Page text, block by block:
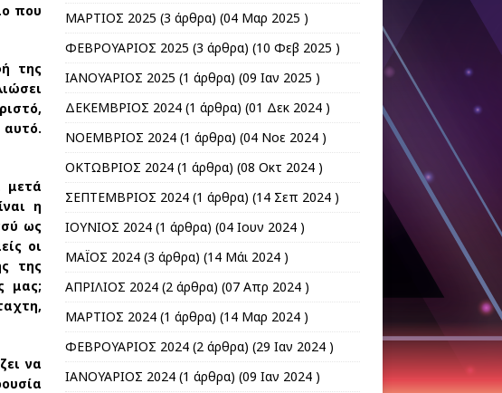
που
της
η
ως
οι
της
μας;
να
ΜΑΡΤΙΟΣ 2025 (3 άρθρα) (04 Μαρ 2025 )
ΦΕΒΡΟΥΑΡΙΟΣ 2025 (3 άρθρα) (10 Φεβ 2025 )
ΙΑΝΟΥΑΡΙΟΣ 2025 (1 άρθρα) (09 Ιαν 2025 )
ΔΕΚΕΜΒΡΙΟΣ 2024(1 άρθρα) (01 Δεκ 2024 )
ΝΟΕΜΒΡΙΟΣ 2024(1 άρθρα) (04 Νοε 2024 )
ΟΚΤΩΒΡΙΟΣ 2024(1 άρθρα) (08 Οκτ 2024 )
ΣΕΠΤΕΜΒΡΙΟΣ 2024(1 άρθρα) (14 Σεπ 2024 )
ΙΟΥΝΙΟΣ 2024(1 άρθρα) (04 Ιουν 2024 )
ΜΑΪΟΣ 2024(3 άρθρα) (14 Μάι 2024 )
ΑΠΡΙΛΙΟΣ 2024(2 άρθρα) (07 Απρ 2024 )
ΜΑΡΤΙΟΣ 2024(1 άρθρα) (14 Μαρ 2024 )
ΦΕΒΡΟΥΑΡΙΟΣ 2024(2 άρθρα) (29 Ιαν 2024 )
ΙΑΝΟΥΑΡΙΟΣ 2024(1 άρθρα) (09 Ιαν 2024 )